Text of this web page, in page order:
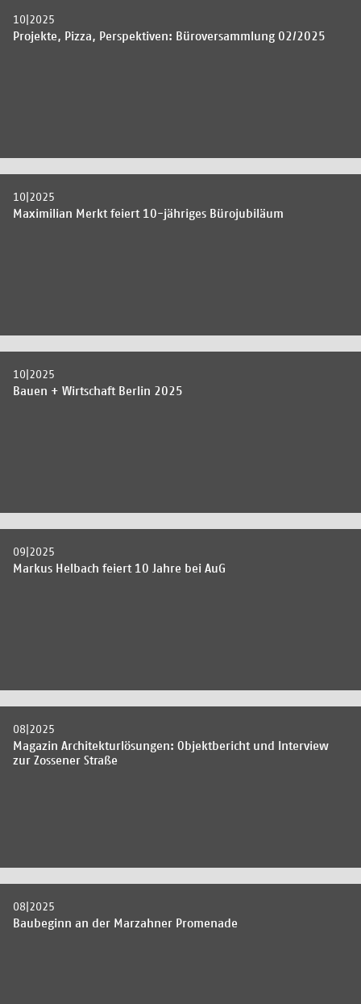
10|2025
Projekte, Pizza, Perspektiven: Büroversammlung 02/2025
10|2025
Maximilian Merkt feiert 10-jähriges Bürojubiläum
10|2025
Bauen + Wirtschaft Berlin 2025
09|2025
Markus Helbach feiert 10 Jahre bei AuG
08|2025
Magazin Architekturlösungen: Objektbericht und Interview
zur Zossener Straße
08|2025
Baubeginn an der Marzahner Promenade